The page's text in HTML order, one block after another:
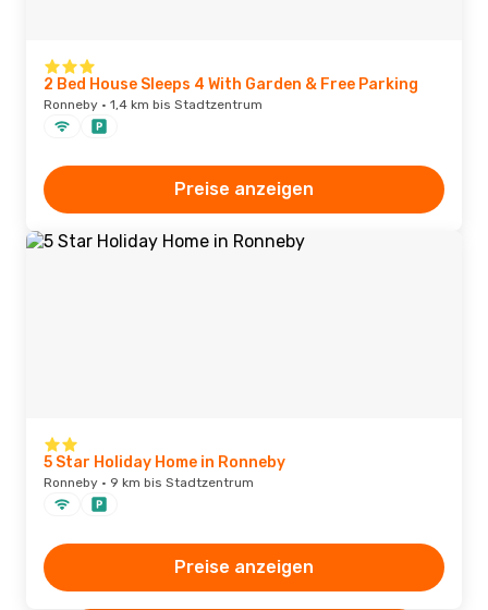
2 Bed House Sleeps 4 With Garden & Free Parking
Ronneby · 1,4 km bis Stadtzentrum
Preise anzeigen
5 Star Holiday Home in Ronneby
Ronneby · 9 km bis Stadtzentrum
Preise anzeigen